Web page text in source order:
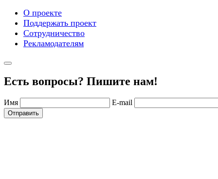
О проекте
Поддержать проект
Сотрудничество
Рекламодателям
Есть вопросы? Пишите нам!
Имя E-mail